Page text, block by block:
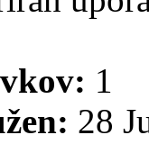
1
28